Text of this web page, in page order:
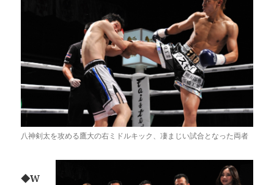
八神剣太を攻める鷹大の右ミドルキック、凄まじい試合となった両者
◆W